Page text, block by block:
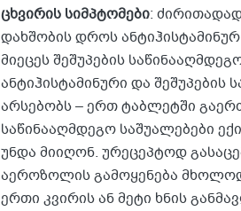
ცხვირის სიმპტომები:
დახშობის დროს
მიეცეს შეშუპების
ანტიჰისტამინური და შეშუპების
არსებობს – ერთ ტაბლეტში
საწინააღმდეგო საშუალებები
უნდა მიიღონ. ურეცეპტოდ
აეროზოლის გამოყენება
ერთი კვირის ან მეტი ხნის